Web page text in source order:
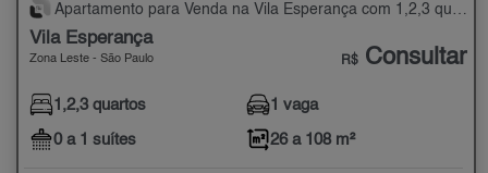
Apartamento para Venda na Vila Esperança com 1,2,3 quartos - 26 a 108 m²
Vila Esperança
Zona Leste - São Paulo R$ Consultar
1,2,3 quartos
0 a 1 suítes
1 vaga
26 a 108 m²